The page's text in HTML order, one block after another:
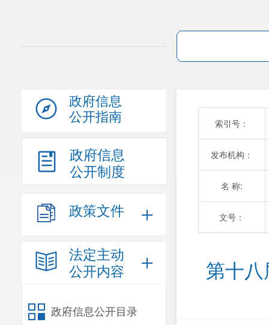
政府信息
公开指南
政府信息
公开制度
政策文件
法定主动
公开内容
政府信息公开目录
索引号：
发布机构：
名 称:
文号：
第十